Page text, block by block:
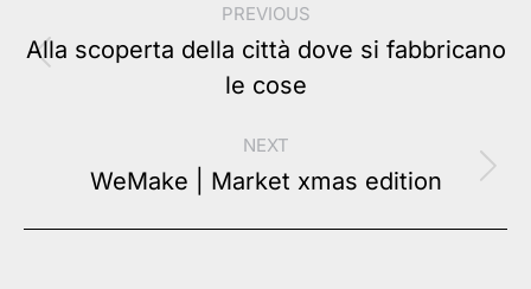
navigation
PREVIOUS
Previous
post:
Alla scoperta della città dove si fabbricano
le cose
NEXT
Next
WeMake | Market xmas edition